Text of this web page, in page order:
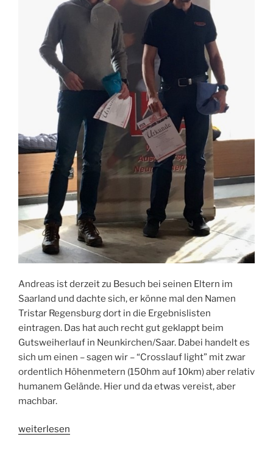
Andreas ist derzeit zu Besuch bei seinen Eltern im
Saarland und dachte sich, er könne mal den Namen
Tristar Regensburg dort in die Ergebnislisten
eintragen. Das hat auch recht gut geklappt beim
Gutsweiherlauf in Neunkirchen/Saar. Dabei handelt es
sich um einen – sagen wir – “Crosslauf light” mit zwar
ordentlich Höhenmetern (150hm auf 10km) aber relativ
humanem Gelände. Hier und da etwas vereist, aber
machbar.
„Erfolg
weiterlesen